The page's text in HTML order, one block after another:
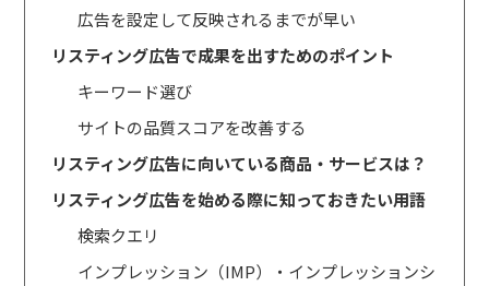
広告を設定して反映されるまでが早い
リスティング広告で成果を出すためのポイント
キーワード選び
サイトの品質スコアを改善する
リスティング広告に向いている商品・サービスは？
リスティング広告を始める際に知っておきたい用語
検索クエリ
インプレッション（IMP）・インプレッションシ